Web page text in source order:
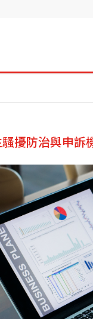
擾防治與申訴